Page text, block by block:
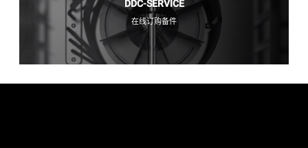
DDC-SERVICE
在线订购备件